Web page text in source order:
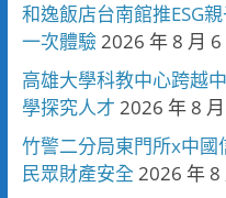
和逸飯店台南館推ESG
一次體驗2026 年 8 月 6
高雄大學科教中心跨越
學探究人才 2026 年 8
竹警二分局東門所x中
民眾財產安全 2026 年 8